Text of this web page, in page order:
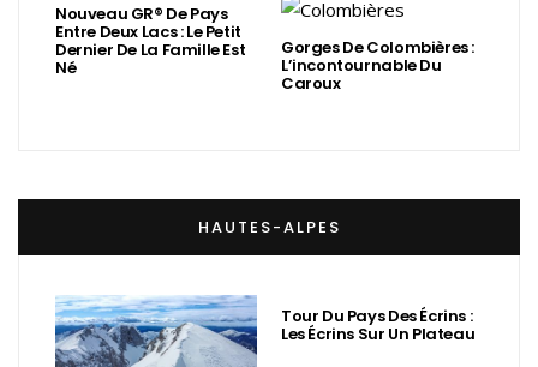
Nouveau GR® De Pays
Entre Deux Lacs : Le Petit
Dernier De La Famille Est
Né
Gorges De Colombières :
L’incontournable Du
Caroux
HAUTES-ALPES
Tour Du Pays Des Écrins :
Les Écrins Sur Un Plateau